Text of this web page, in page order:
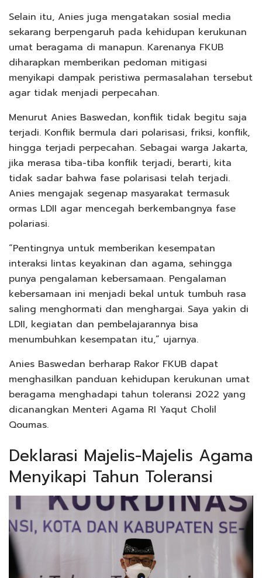
Selain itu, Anies juga mengatakan sosial media
sekarang berpengaruh pada kehidupan kerukunan
umat beragama di manapun. Karenanya FKUB
diharapkan memberikan pedoman mitigasi
menyikapi dampak peristiwa permasalahan tersebut
agar tidak menjadi perpecahan.
Menurut Anies Baswedan, konflik tidak begitu saja
terjadi. Konflik bermula dari polarisasi, friksi, konflik,
hingga terjadi perpecahan. Sebagai warga Jakarta,
jika merasa tiba-tiba konflik terjadi, berarti, kita
tidak sadar bahwa fase polarisasi telah terjadi.
Anies mengajak segenap masyarakat termasuk
ormas LDII agar mencegah berkembangnya fase
polariasi.
“Pentingnya untuk memberikan kesempatan
interaksi lintas keyakinan dan agama, sehingga
punya pengalaman kebersamaan. Pengalaman
kebersamaan ini menjadi bekal untuk tumbuh rasa
saling menghormati dan menghargai. Saya yakin di
LDII, kegiatan dan pembelajarannya bisa
menumbuhkan kesempatan itu,” ujarnya.
Anies Baswedan berharap Rakor FKUB dapat
menghasilkan panduan kehidupan kerukunan umat
beragama menghadapi tahun toleransi 2022 yang
dicanangkan Menteri Agama RI Yaqut Cholil
Qoumas.
Deklarasi Majelis-Majelis Agama
Menyikapi Tahun Toleransi